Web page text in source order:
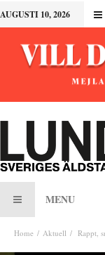
AUGUSTI 10, 2026
MENU
Home Aktuell Rappt,